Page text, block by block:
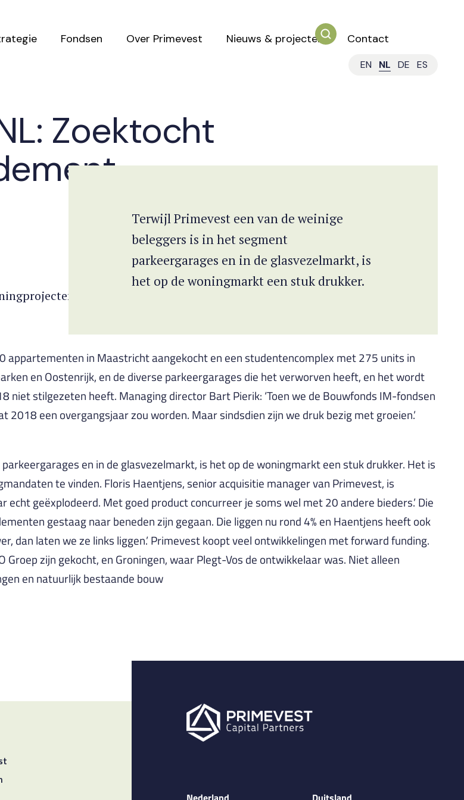
Fondsen Over Primevest Nieuws & projecten Contact
EN NL DE ES
Zoektocht
Terwijl Primevest een van de weinige
beleggers is in het segment
parkeergarages en in de glasvezelmarkt, is
het op de woningmarkt een stuk drukker.
Graag niet te luxe, want de doelgroep daarvoor is een stuk
in Maastricht aangekocht en een studentencomplex met 275 units in
en Oostenrijk, en de diverse parkeergarages die het verworven heeft, en het wordt
niet stilgezeten heeft. Managing director Bart Pierik: ‘Toen we de Bouwfonds IM-fondsen
een overgangsjaar zou worden. Maar sindsdien zijn we druk bezig met groeien.’
en in de glasvezelmarkt, is het op de woningmarkt een stuk drukker. Het is
te vinden. Floris Haentjens, senior acquisitie manager van Primevest, is
geëxplodeerd. Met goed product concurreer je soms wel met 20 andere bieders.’ Die
gestaag naar beneden zijn gegaan. Die liggen nu rond 4% en Haentjens heeft ook
dan laten we ze links liggen.’ Primevest koopt veel ontwikkelingen met forward funding.
zijn gekocht, en Groningen, waar Plegt-Vos de ontwikkelaar was. Niet alleen
en natuurlijk bestaande bouw